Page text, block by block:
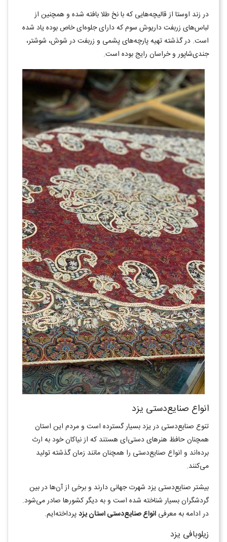
در زند اوستا از قالیچه‌هایی که با نخ طلا بافته شده و همچنین از
لباس‌های زربفت داریوش سوم که دارای جلوه‌ای خاص بوده یاد شده
است. در گذشته تهیه پارچه‌های پشمی و زربفت در شوش، شوشتر،
جندی‌شاپور و خراسان رایج بوده است.
انواع صنایع‌دستی یزد
تنوع صنایع‌دستی در یزد بسیار گسترده است و مردم این استان
همچنان حافظ هنرهای دستی‌ای هستند که از نیاکان خود به ارث
برده‌اند و انواع صنایع‌دستی را همچنان مانند زمان گذشته تولید
می‌کنند.
بیشتر صنایع‌دستی یزد شهرت جهانی دارند و برخی از ‌‌آن‌ها در بین
گردشگران بسیار شناخته شده است و به دیگر کشورها صادر می‌شود.
در ادامه به معرفی انواع صنایع‌دستی استان یزدپرداخته‌ایم.
زیلوبافی یزد